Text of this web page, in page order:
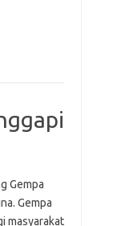
Gempa
Gempa
masyarakat